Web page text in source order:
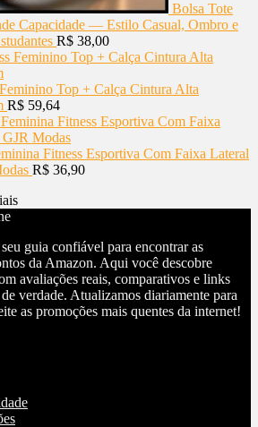
Bolsa Tote
Capacidade — Estilo Casual, Ombro e
R$ 38,00
Top + Calça Cintura Alta
R$ 59,64
Fitness Esportiva Com Faixa Lateral
R$ 36,90
guia confiável para encontrar as
da Amazon. Aqui você descobre
avaliações reais, comparativos e links
verdade. Atualizamos diariamente para
as promoções mais quentes da internet!